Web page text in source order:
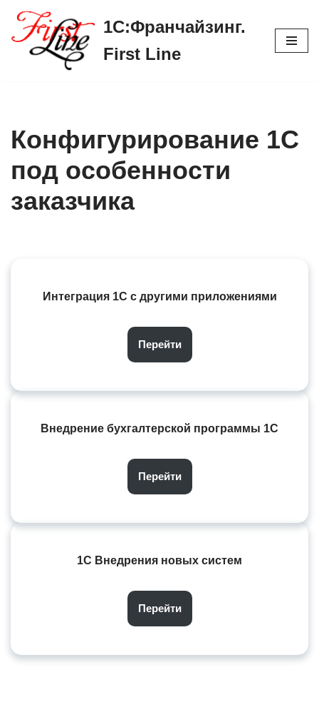
Перейти
содержимому
1С:Франчайзинг.
First Line
Конфигурирование 1С
под особенности
заказчика
Интеграция 1С с другими приложениями
Перейти
Внедрение бухгалтерской программы 1С
Перейти
1С Внедрения новых систем
Перейти